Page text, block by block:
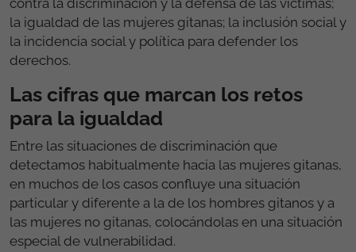
recursos adaptados, las cifras de abandono escolar se
pueden revertir. Aumentar las cifras de graduados en
la ESO y conseguir la permanencia en estudios post-
obligatorios es posible, como lo demuestra el 90% de
los resultados
Otros de los temas que marcan la acción de la
trabajar por la igualdad de oportunidades, la lucha
contra la discriminación y la defensa de las víctimas;
la igualdad de las mujeres gitanas; la inclusión social y
la incidencia social y política para defender los
derechos.